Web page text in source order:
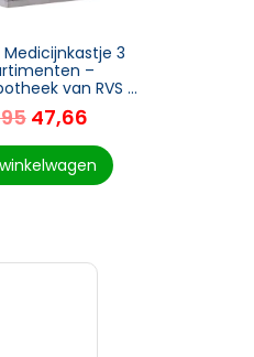
Medicijnkastje 3
–
van RVS –
x 48 cm – Voor
– Stijlvol en
47,66